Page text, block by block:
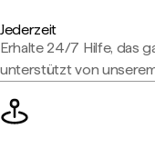
Jederzeit
Erhalte 24/7 Hilfe, das
unterstützt von